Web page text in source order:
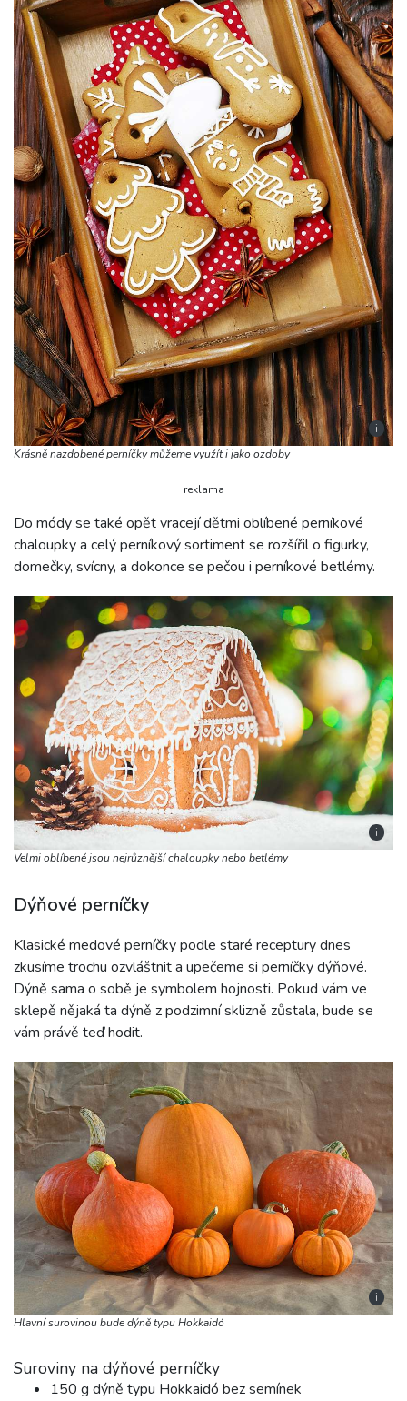
i
Krásně nazdobené perníčky můžeme využít i jako ozdoby
reklama
Do módy se také opět vracejí dětmi oblíbené perníkové
chaloupky a celý perníkový sortiment se rozšířil o figurky,
domečky, svícny, a dokonce se pečou i perníkové betlémy.
i
Velmi oblíbené jsou nejrůznější chaloupky nebo betlémy
Dýňové perníčky
Klasické medové perníčky podle staré receptury dnes
zkusíme trochu ozvláštnit a upečeme si perníčky dýňové.
Dýně sama o sobě je symbolem hojnosti. Pokud vám ve
sklepě nějaká ta dýně z podzimní sklizně zůstala, bude se
vám právě teď hodit.
i
Hlavní surovinou bude dýně typu Hokkaidó
Suroviny na dýňové perníčky
150 g dýně typu Hokkaidó bez semínek